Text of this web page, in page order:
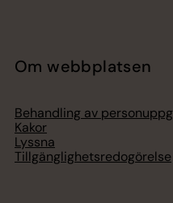
Om webbplatsen
Behandling av
Kakor
Lyssna
Tillgänglighetsredogörelse